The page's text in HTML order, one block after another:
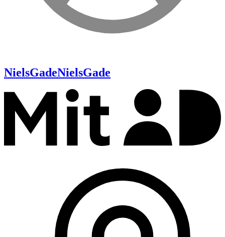
NielsGadeNielsGade